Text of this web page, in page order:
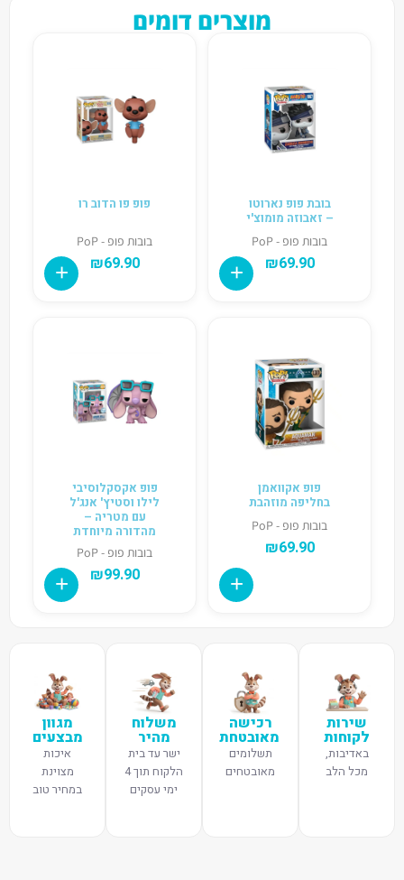
מוצרים דומים
בובת פופ נארוטו
– זאבוזה מומוצ'י
בובות פופ - PoP
₪69.90
פופ פו הדוב רו
בובות פופ - PoP
₪69.90
פופ אקוואמן
בחליפה מוזהבת
בובות פופ - PoP
₪69.90
פופ אקסקלוסיבי
לילו וסטיץ' אנג'ל
עם מטריה –
מהדורה מיוחדת
בובות פופ - PoP
₪99.90
שירות
לקוחות
באדיבות,
מכל הלב
רכישה
מאובטחת
תשלומים
מאובטחים
משלוח
מהיר
ישר עד בית
הלקוח תוך 4
ימי עסקים
מגוון
מבצעים
איכות
מצוינת
במחיר טוב